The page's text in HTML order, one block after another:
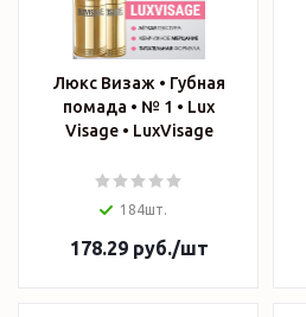
Люкс Визаж • Губная
помада • № 1 • Lux
Visage • LuxVisage
184шт.
178.29руб./шт